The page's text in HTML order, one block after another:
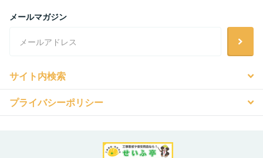
メールマガジン
サイト内検索
プライバシーポリシー